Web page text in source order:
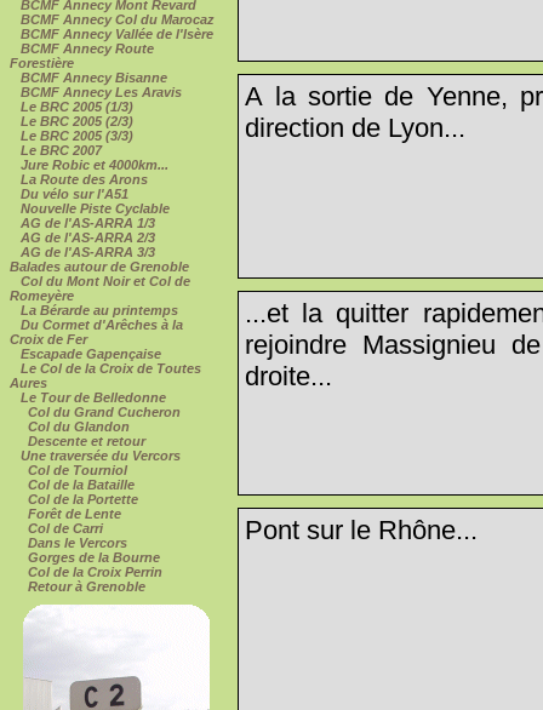
BCMF Annecy Mont Revard
BCMF Annecy Col du Marocaz
BCMF Annecy Vallée de l'Isère
BCMF Annecy Route
Forestière
BCMF Annecy Bisanne
BCMF Annecy Les Aravis
Le BRC 2005 (1/3)
Le BRC 2005 (2/3)
Le BRC 2005 (3/3)
Le BRC 2007
Jure Robic et 4000km...
La Route des Arons
Du vélo sur l'A51
Nouvelle Piste Cyclable
AG de l'AS-ARRA 1/3
AG de l'AS-ARRA 2/3
AG de l'AS-ARRA 3/3
Balades autour de Grenoble
Col du Mont Noir et Col de
Romeyère
La Bérarde au printemps
Du Cormet d'Arêches à la
Croix de Fer
Escapade Gapençaise
Le Col de la Croix de Toutes
Aures
Le Tour de Belledonne
Col du Grand Cucheron
Col du Glandon
Descente et retour
Une traversée du Vercors
Col de Tourniol
Col de la Bataille
Col de la Portette
Forêt de Lente
Col de Carri
Dans le Vercors
Gorges de la Bourne
Col de la Croix Perrin
Retour à Grenoble
A la sortie de Yenne,
direction de Lyon...
...et la quitter
rejoindre Massignieu
droite...
Pont sur le Rhône...